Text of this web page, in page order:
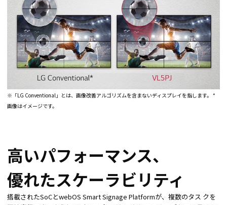
※「LG Conventional」とは、画像改善アルゴリズムを含まないディスプレイを指します。 *
画像はイメージです。
高いパフォーマンス、
優れたスケーラビリティ
搭載されたSoCとwebOS Smart Signage Platformが、複数のタス クを